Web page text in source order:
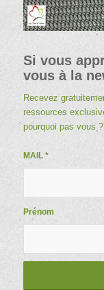
Si vous
vous à la
Recevez
ressources
pourquoi pas vous ?
MAIL *
Prénom